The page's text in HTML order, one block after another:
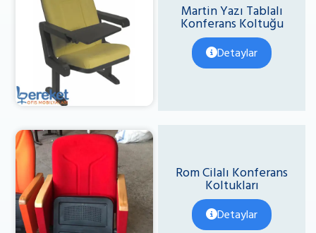
Martin Yazı Tablalı
Konferans Koltuğu
Detaylar
Rom Cilalı Konferans
Koltukları
Detaylar